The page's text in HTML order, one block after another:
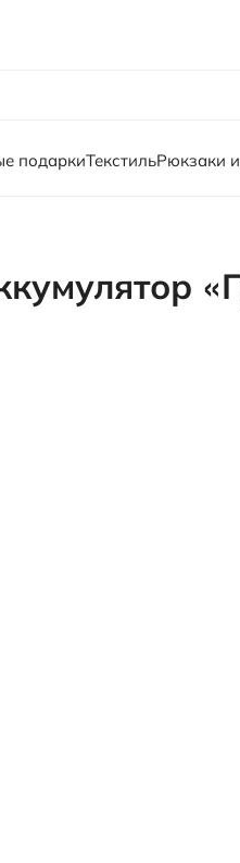
подаркиТекстильРюкзаки